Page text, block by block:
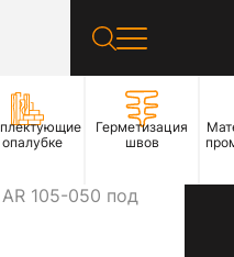
опалубке
Герметизация
швов